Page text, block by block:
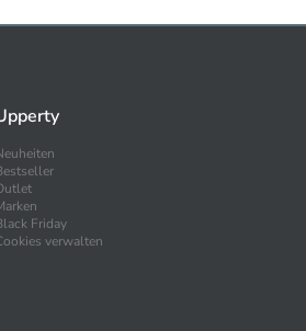
Friday
verwalten